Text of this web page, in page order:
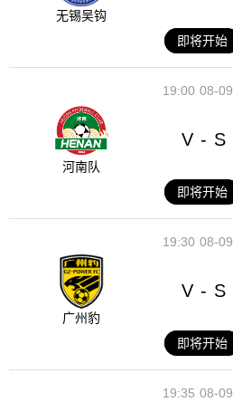
无锡吴钩
即将开始
08-09
19:00
河南队
V - S
即将开始
08-09
19:30
广州豹
V - S
即将开始
08-09
19:35